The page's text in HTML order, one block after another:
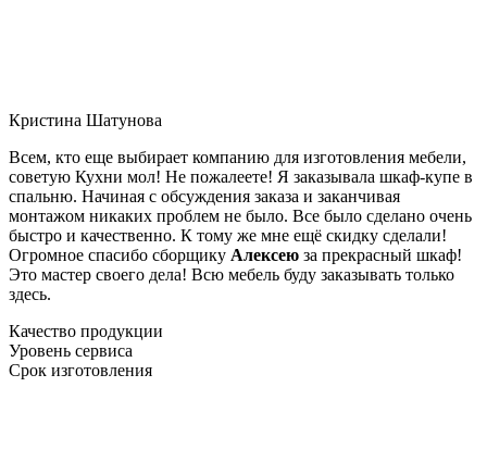
Кристина Шатунова
Всем, кто еще выбирает компанию для изготовления мебели,
советую Кухни мол! Не пожалеете! Я заказывала шкаф-купе в
спальню. Начиная с обсуждения заказа и заканчивая
монтажом никаких проблем не было. Все было сделано очень
быстро и качественно. К тому же мне ещё скидку сделали!
Огромное спасибо сборщику Алексею за прекрасный шкаф!
Это мастер своего дела! Всю мебель буду заказывать только
здесь.
Качество продукции
Уровень сервиса
Срок изготовления